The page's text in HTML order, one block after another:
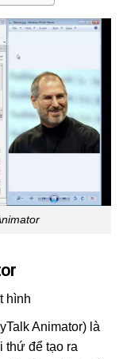
hình
Animator) là
thứ để tạo ra